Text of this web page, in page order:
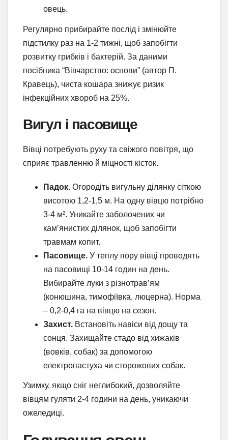
овець.
Регулярно прибирайте послід і змінюйте
підстилку раз на 1-2 тижні, щоб запобігти
розвитку грибків і бактерій. За даними
посібника “Вівчарство: основи” (автор П.
Кравець), чиста кошара знижує ризик
інфекційних хвороб на 25%.
Вигул і пасовище
Вівці потребують руху та свіжого повітря, що
сприяє травленню й міцності кісток.
Падок. Огородіть вигульну ділянку сіткою
висотою 1,2-1,5 м. На одну вівцю потрібно
3-4 м². Уникайте заболочених чи
кам’янистих ділянок, щоб запобігти
травмам копит.
Пасовище. У теплу пору вівці проводять
на пасовищі 10-14 годин на день.
Вибирайте луки з різнотрав’ям
(конюшина, тимофіївка, люцерна). Норма
– 0,2-0,4 га на вівцю на сезон.
Захист. Встановіть навіси від дощу та
сонця. Захищайте стадо від хижаків
(вовків, собак) за допомогою
електропастуха чи сторожових собак.
Узимку, якщо сніг неглибокий, дозволяйте
вівцям гуляти 2-4 години на день, уникаючи
ожеледиці.